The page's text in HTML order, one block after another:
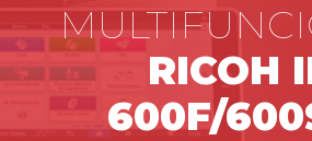
RICOH
600F/